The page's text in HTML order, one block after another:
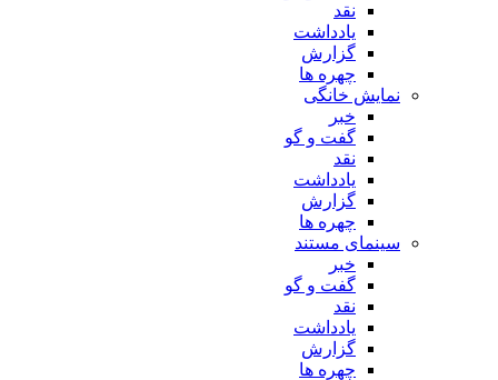
نقد
یادداشت
گزارش
چهره ها
نمایش خانگی
خبر
گفت و گو
نقد
یادداشت
گزارش
چهره ها
سینمای مستند
خبر
گفت و گو
نقد
یادداشت
گزارش
چهره ها